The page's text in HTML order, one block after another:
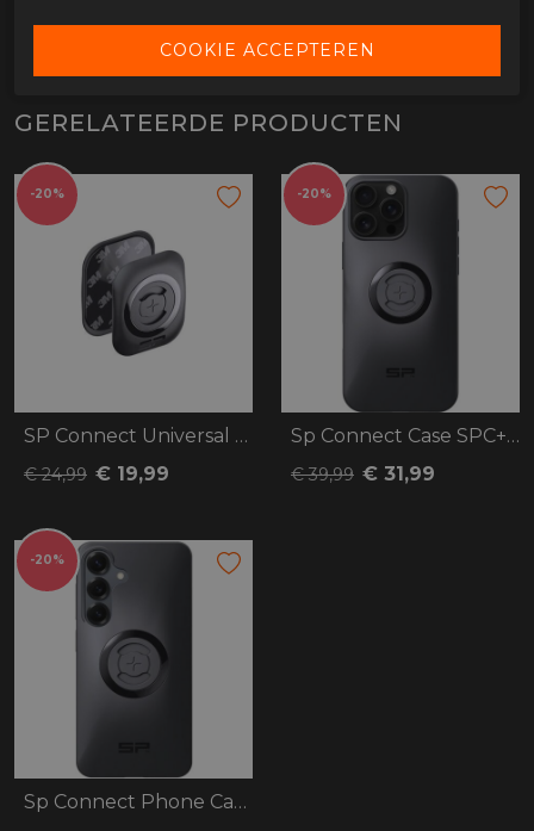
Materiaal buitenkant
6551535052695
GERELATEERDE PRODUCTEN
-20%
SP Connect Universal Interface SPC+
€ 24,99 € 19,99
-20%
Sp Connect Case SPC+ Iphone 16 Pro Max
€ 39,99 € 31,99
-20%
Sp Connect Phone Case SPC+ S25